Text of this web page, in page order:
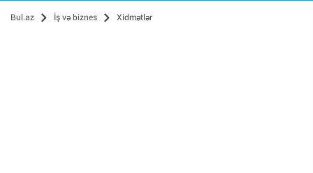
Bul.az İş və biznes Xidmətlər